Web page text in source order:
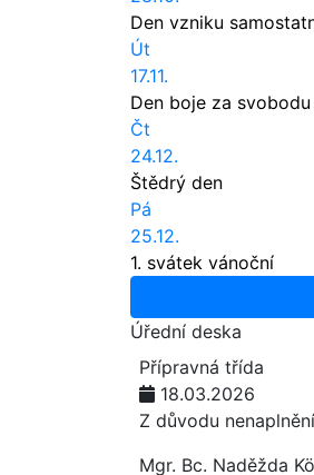
Den vzniku
Út
17.11.
Den boje za
Čt
24.12.
Štědrý den
Pá
25.12.
1. svátek vánoční
Úřední deska
Přípravná třída
18.03.2026
Z důvodu
Mgr. Bc. Naděžda